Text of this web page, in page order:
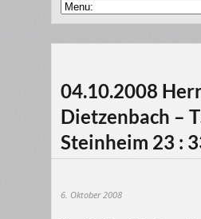
04.10.2008
Dietzenbach –
Steinheim 23 :
6. Oktober 2008